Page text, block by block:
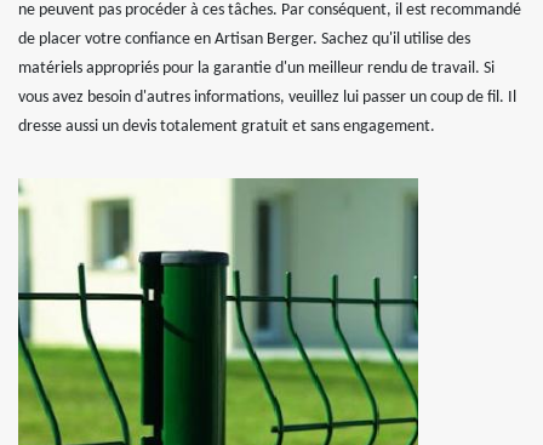
ne peuvent pas procéder à ces tâches. Par conséquent, il est recommandé
de placer votre confiance en Artisan Berger. Sachez qu'il utilise des
matériels appropriés pour la garantie d'un meilleur rendu de travail. Si
vous avez besoin d'autres informations, veuillez lui passer un coup de fil. Il
dresse aussi un devis totalement gratuit et sans engagement.